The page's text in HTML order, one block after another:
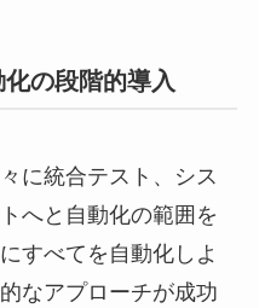
の段階的導入
に統合テスト、シス
へと自動化の範囲を
すべてを自動化しよ
なアプローチが成功